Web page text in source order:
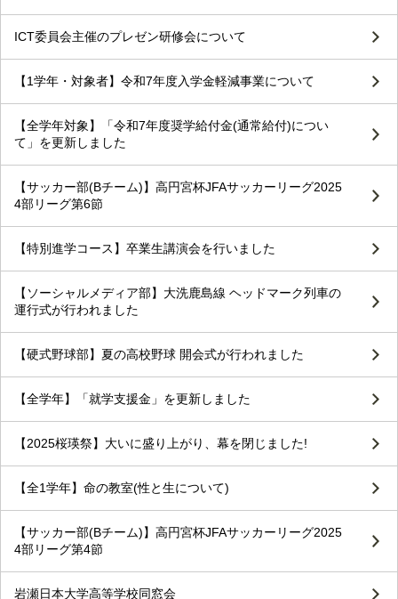
ICT委員会主催のプレゼン研修会について
【1学年・対象者】令和7年度入学金軽減事業について
【全学年対象】「令和7年度奨学給付金(通常給付)につい
て」を更新しました
【サッカー部(Bチーム)】高円宮杯JFAサッカーリーグ2025
4部リーグ第6節
【特別進学コース】卒業生講演会を行いました
【ソーシャルメディア部】大洗鹿島線 ヘッドマーク列車の
運行式が行われました
【硬式野球部】夏の高校野球 開会式が行われました
【全学年】「就学支援金」を更新しました
【2025桜瑛祭】大いに盛り上がり、幕を閉じました!
【全1学年】命の教室(性と生について)
【サッカー部(Bチーム)】高円宮杯JFAサッカーリーグ2025
4部リーグ第4節
岩瀬日本大学高等学校同窓会